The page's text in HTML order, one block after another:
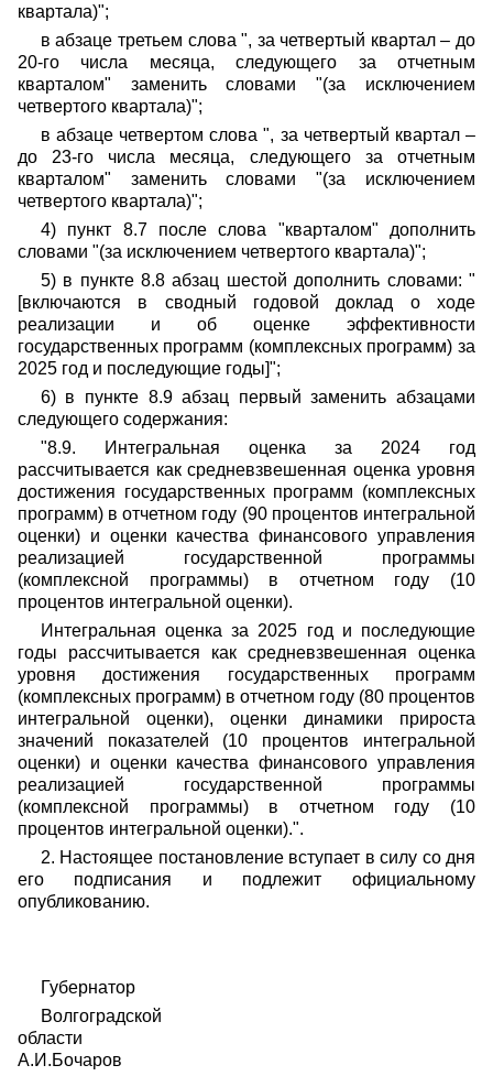
квартала)";
в абзаце третьем слова ", за четвертый квартал – до
20-го числа месяца, следующего за отчетным
кварталом" заменить словами "(за исключением
четвертого квартала)";
в абзаце четвертом слова ", за четвертый квартал –
до 23-го числа месяца, следующего за отчетным
кварталом" заменить словами "(за исключением
четвертого квартала)";
4) пункт 8.7 после слова "кварталом" дополнить
словами "(за исключением четвертого квартала)";
5) в пункте 8.8 абзац шестой дополнить словами: "
[включаются в сводный годовой доклад о ходе
реализации и об оценке эффективности
государственных программ (комплексных программ) за
2025 год и последующие годы]";
6) в пункте 8.9 абзац первый заменить абзацами
следующего содержания:
"8.9. Интегральная оценка за 2024 год
рассчитывается как средневзвешенная оценка уровня
достижения государственных программ (комплексных
программ) в отчетном году (90 процентов интегральной
оценки) и оценки качества финансового управления
реализацией государственной программы
(комплексной программы) в отчетном году (10
процентов интегральной оценки).
Интегральная оценка за 2025 год и последующие
годы рассчитывается как средневзвешенная оценка
уровня достижения государственных программ
(комплексных программ) в отчетном году (80 процентов
интегральной оценки), оценки динамики прироста
значений показателей (10 процентов интегральной
оценки) и оценки качества финансового управления
реализацией государственной программы
(комплексной программы) в отчетном году (10
процентов интегральной оценки).".
2. Настоящее постановление вступает в силу со дня
его подписания и подлежит официальному
опубликованию.
Губернатор
Волгоградской
области
А.И.Бочаров